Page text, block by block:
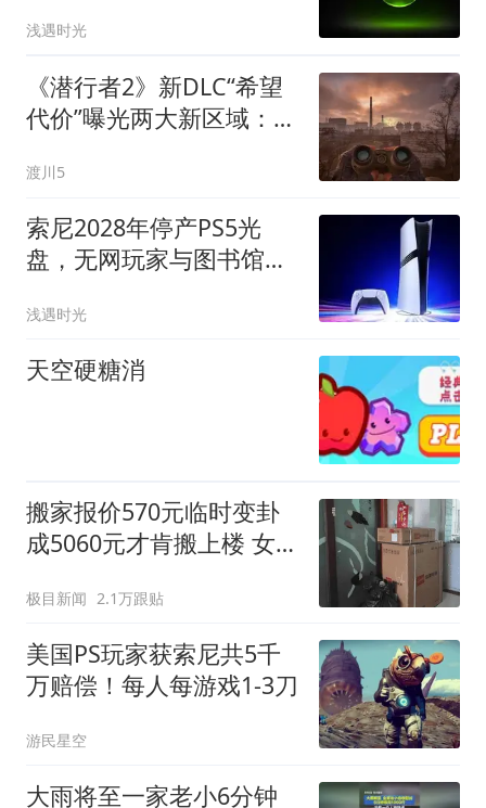
浅遇时光
《潜行者2》新DLC“希望
代价”曝光两大新区域：数
独占
渡川5
索尼2028年停产PS5光
盘，无网玩家与图书馆首
浅遇时光
天空硬糖消
搬家报价570元临时变卦
成5060元才肯搬上楼 女子
极目新闻 2.1万跟贴
美国PS玩家获索尼共5千
万赔偿！每人每游戏1-3刀
游民星空
大雨将至一家老小6分钟